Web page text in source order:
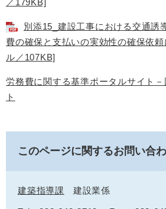
／179KB]
別添15_建設工事における交通誘
費の確保と支払いの実効性の確保依
ル／107KB]
労務費に関する基準ポータルサイト
ト
このページに関するお問い合
建築指導課 建設業係